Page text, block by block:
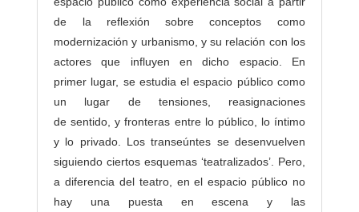
de la reflexión sobre conceptos como
modernización y urbanismo, y su relación con los
actores que influyen en dicho espacio. En
primer lugar, se estudia el espacio público como
un lugar de tensiones, reasignaciones
de sentido, y fronteras entre lo público, lo íntimo
y lo privado. Los transeúntes se desenvuelven
siguiendo ciertos esquemas ‘teatralizados’. Pero,
a diferencia del teatro, en el espacio público no
hay una puesta en escena y las